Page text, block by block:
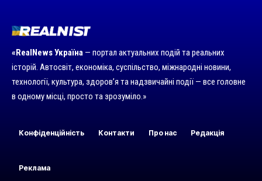
«RealNews Україна — портал актуальних подій та реальних
історій. Автосвіт, економіка, суспільство, міжнародні новини,
технології, культура, здоров’я та надзвичайні події — все головне
в одному місці, просто та зрозуміло.»
Конфіденційність Контакти Про нас Редакція
Реклама